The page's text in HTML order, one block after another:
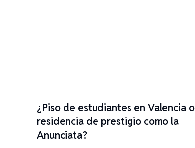
¿Piso de estudiantes en Valencia o
residencia de prestigio como la
Anunciata?